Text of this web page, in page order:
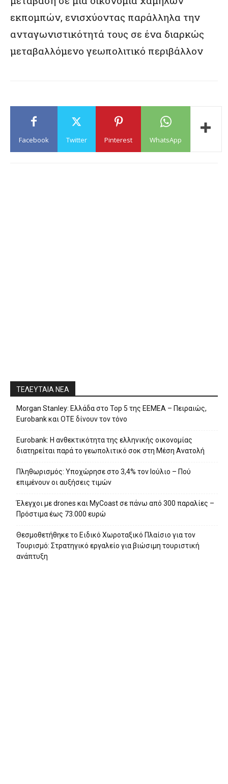
εκπομπών, ενισχύοντας παράλληλα την
ανταγωνιστικότητά τους σε ένα διαρκώς
μεταβαλλόμενο γεωπολιτικό περιβάλλον
Facebook Twitter Pinterest WhatsApp
ΤΕΛΕΥΤΑΙΑ ΝΕΑ
Morgan Stanley: Ελλάδα στο Top 5 της EEMEA – Πειραιώς,
Eurobank και ΟΤΕ δίνουν τον τόνο
Eurobank: Η ανθεκτικότητα της ελληνικής οικονομίας
διατηρείται παρά το γεωπολιτικό σοκ στη Μέση Ανατολή
Πληθωρισμός: Υποχώρησε στο 3,4% τον Ιούλιο – Πού
επιμένουν οι αυξήσεις τιμών
Έλεγχοι με drones και MyCoast σε πάνω από 300 παραλίες –
Πρόστιμα έως 73.000 ευρώ
Θεσμοθετήθηκε το Ειδικό Χωροταξικό Πλαίσιο για τον
Τουρισμό: Στρατηγικό εργαλείο για βιώσιμη τουριστική
ανάπτυξη